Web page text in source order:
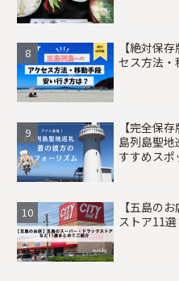
【絶対保
セス方法・
【完全保
島列島聖
すすめスポ
【五島の
ストア11